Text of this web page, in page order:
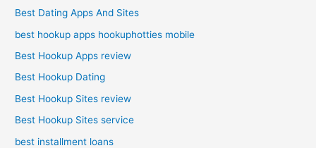
Best Dating Apps And Sites
best hookup apps hookuphotties mobile
Best Hookup Apps review
Best Hookup Dating
Best Hookup Sites review
Best Hookup Sites service
best installment loans